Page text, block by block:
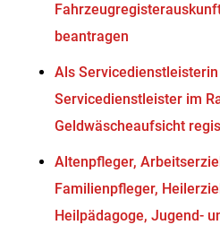
beantragen
Als
Servicedienstleister im
Geldwäscheaufsicht
Altenpfleger,
Familienpfleger,
Heilpädagoge, Jugend-